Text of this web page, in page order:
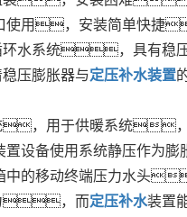
使用，安装简单快捷
环水系统，具有稳
压膨胀器与定压补水装置
，用于供暖系统
备使用系统静压作为膨
中的移动终端压力水头
力，而定压补水装置